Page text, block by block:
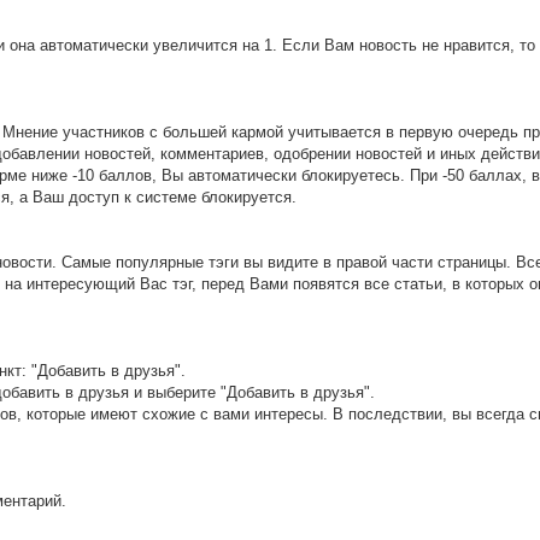
автоматически увеличится на 1. Если Вам новость не нравится, то
участников с большей кармой учитывается в первую очередь
новостей, комментариев, одобрении новостей и иных
ниже -10 баллов, Вы автоматически блокируетесь. При -50 баллах,
а Ваш доступ к системе блокируется.
Самые популярные тэги вы видите в правой части страницы.
интересующий Вас тэг, перед Вами появятся все статьи, в которых
"Добавить в друзья".
в друзья и выберите "Добавить в друзья".
которые имеют схожие с вами интересы. В последствии, вы всегда